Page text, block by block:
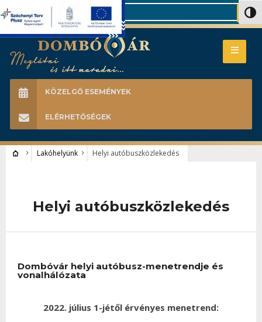
Search
KÖZELGŐ ESEMÉNYEK
ELÉRHETŐSÉGEK
Lakóhelyünk Helyi autóbuszközlekedés
Helyi autóbuszközlekedés
Dombóvár helyi autóbusz-menetrendje és
vonalhálózata
2022. július 1-jétől érvényes menetrend: